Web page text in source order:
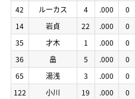
42
ルーカス 4 .000 0
14
岩貞 22 .000 0
35
才木 1 .000 0
36
畠 5 .000 0
65
湯浅 3 .000 0
42
ルーカス 4 .000 0
14
岩貞 22 .000 0
35
才木 1 .000 0
36
畠 5 .000 0
65
湯浅 3 .000 0
42
ルーカス 4 .000 0
14
岩貞 22 .000 0
35
才木 1 .000 0
36
畠 5 .000 0
65
湯浅 3 .000 0
122
小川 19 .000 0
42
ルーカス 4 .000 0
14
岩貞 22 .000 0
35
才木 1 .000 0
36
畠 5 .000 0
65
湯浅 3 .000 0
122
小川 19 .000 0